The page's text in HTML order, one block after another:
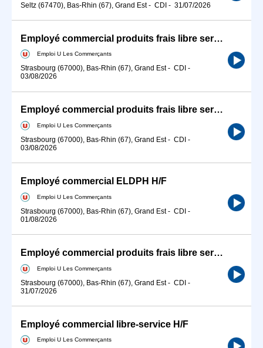
Seltz (67470), Bas-Rhin (67), Grand Est- CDI - 31/07/2026
Employé commercial produits frais libre service H/F
Emploi U Les Commerçants
Strasbourg (67000), Bas-Rhin (67), Grand Est- CDI -
03/08/2026
Employé commercial produits frais libre service H/F
Emploi U Les Commerçants
Strasbourg (67000), Bas-Rhin (67), Grand Est- CDI -
03/08/2026
Employé commercial ELDPH H/F
Emploi U Les Commerçants
Strasbourg (67000), Bas-Rhin (67), Grand Est- CDI -
01/08/2026
Employé commercial produits frais libre service H/F
Emploi U Les Commerçants
Strasbourg (67000), Bas-Rhin (67), Grand Est- CDI -
31/07/2026
Employé commercial libre-service H/F
Emploi U Les Commerçants